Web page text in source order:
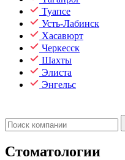
Туапсе
Усть-Лабинск
Хасавюрт
Черкесск
Шахты
Элиста
Энгельс
Стоматологии